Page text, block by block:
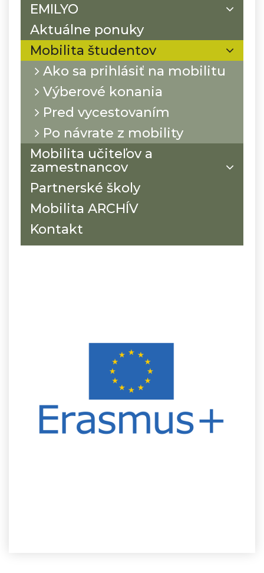
EMILYO
Aktuálne ponuky
Mobilita študentov
Ako sa prihlásiť na mobilitu
Výberové konania
Pred vycestovaním
Po návrate z mobility
Mobilita učiteľov a
zamestnancov
Partnerské školy
Mobilita ARCHÍV
Kontakt